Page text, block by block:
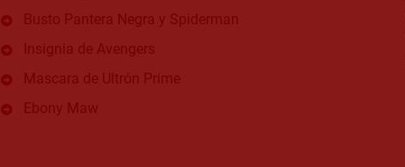
Busto Pantera Negra y Spiderman
Insignia de Avengers
Mascara de Ultrón Prime
Ebony Maw